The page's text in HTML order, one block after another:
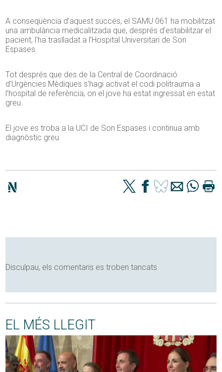
A conseqüència d’aquest succés, el SAMU 061 ha mobilitzat
una ambulància medicalitzada que, després d’estabilitzar el
pacient, l’ha traslladat a l’Hospital Universitari de Son
Espases.
Tot després que des de la Central de Coordinació
d’Urgències Mèdiques s’hagi activat el codi politrauma a
l’hospital de referència, on el jove ha estat ingressat en estat
greu.
El jove es troba a la UCI de Son Espases i continua amb
diagnòstic greu.
Disculpau, els comentaris es troben tancats
EL MÉS LLEGIT